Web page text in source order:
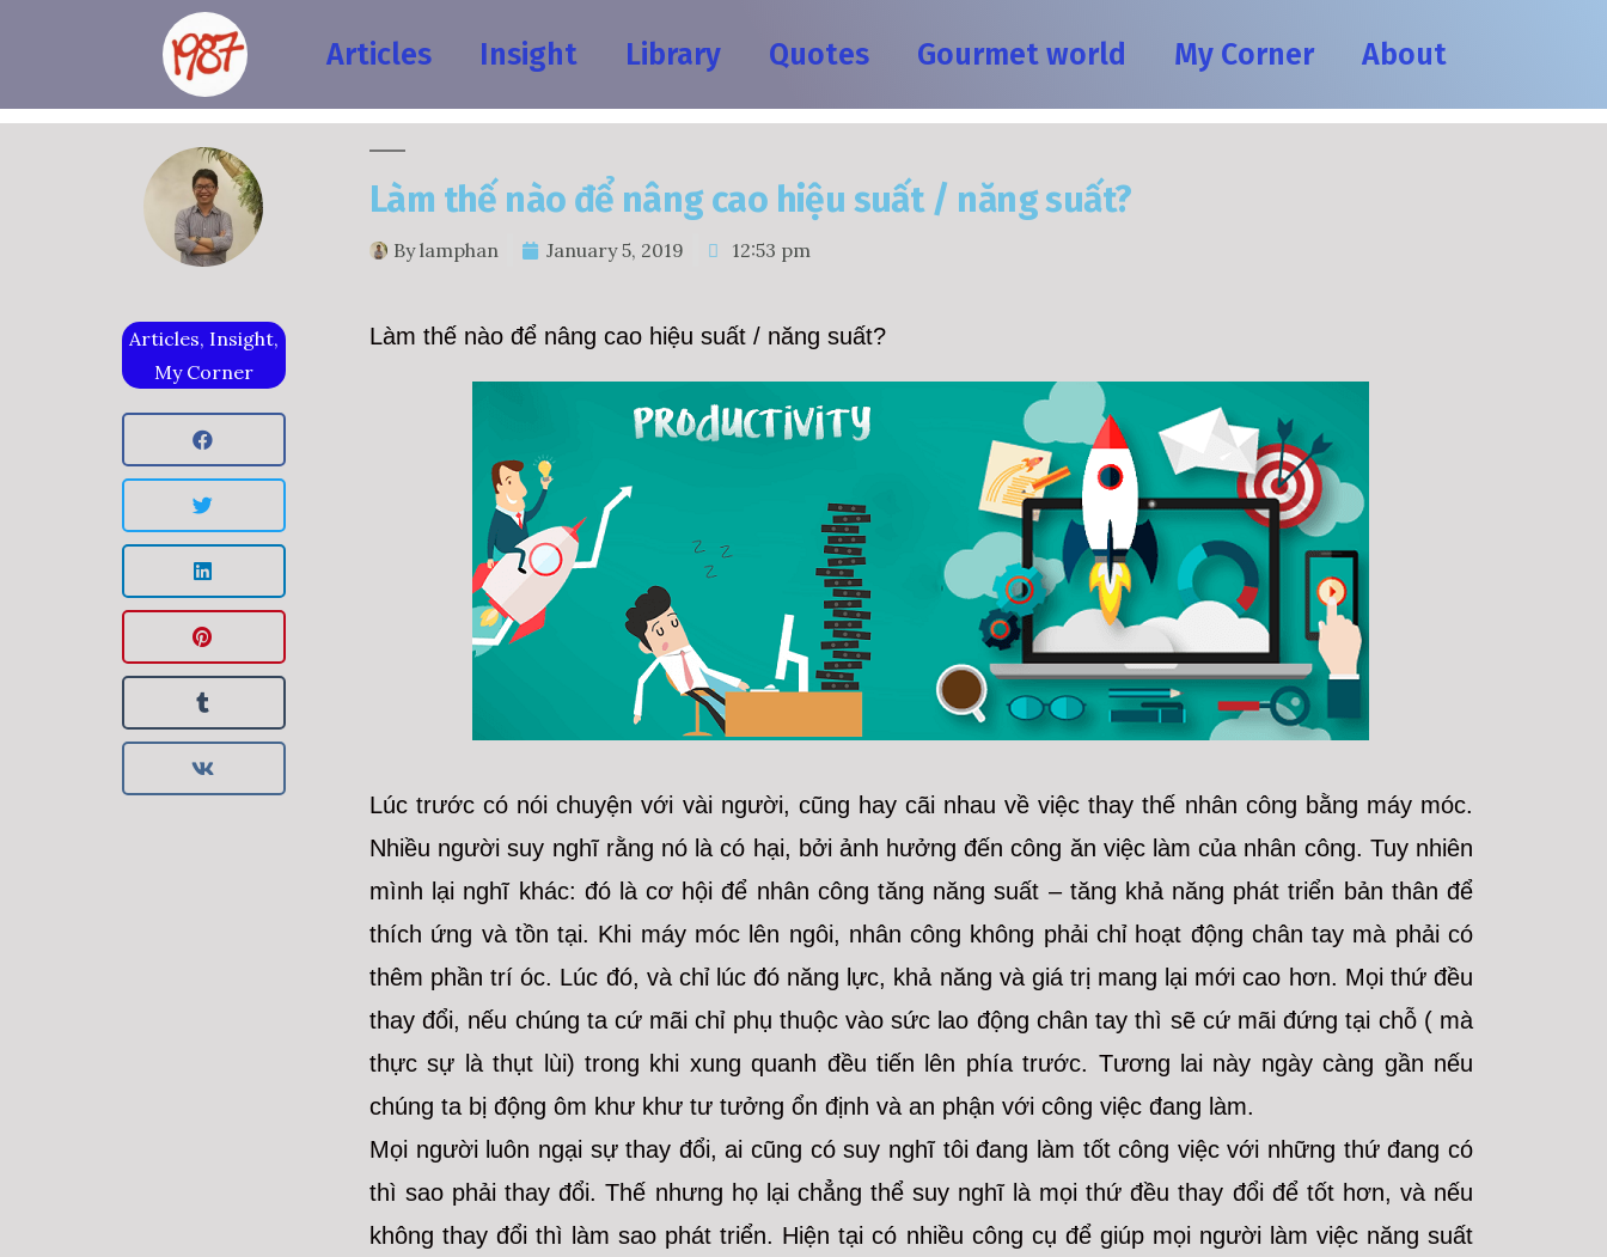
Articles Insight Library Quotes Gourmet world My Corner About
Articles, Insight,
My Corner
Làm thế nào để nâng cao hiệu suất / năng suất?
Bylamphan January 5, 2019 12:53 pm
Làm thế nào để nâng cao hiệu suất / năng suất?
Lúc trước có nói chuyện với vài người, cũng hay cãi nhau về việc thay thế nhân công bằng máy móc.
Nhiều người suy nghĩ rằng nó là có hại, bởi ảnh hưởng đến công ăn việc làm của nhân công. Tuy nhiên
mình lại nghĩ khác: đó là cơ hội để nhân công tăng năng suất – tăng khả năng phát triển bản thân để
thích ứng và tồn tại. Khi máy móc lên ngôi, nhân công không phải chỉ hoạt động chân tay mà phải có
thêm phần trí óc. Lúc đó, và chỉ lúc đó năng lực, khả năng và giá trị mang lại mới cao hơn. Mọi thứ đều
thay đổi, nếu chúng ta cứ mãi chỉ phụ thuộc vào sức lao động chân tay thì sẽ cứ mãi đứng tại chỗ ( mà
thực sự là thụt lùi) trong khi xung quanh đều tiến lên phía trước. Tương lai này ngày càng gần nếu
chúng ta bị động ôm khư khư tư tưởng ổn định và an phận với công việc đang làm.
Mọi người luôn ngại sự thay đổi, ai cũng có suy nghĩ tôi đang làm tốt công việc với những thứ đang có
thì sao phải thay đổi. Thế nhưng họ lại chẳng thể suy nghĩ là mọi thứ đều thay đổi để tốt hơn, và nếu
không thay đổi thì làm sao phát triển. Hiện tại có nhiều công cụ để giúp mọi người làm việc năng suất